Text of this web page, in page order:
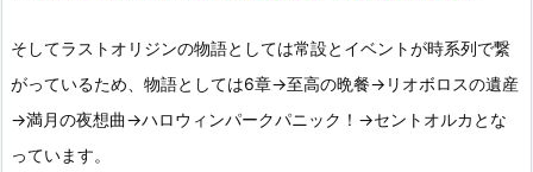
そしてラストオリジンの物語としては常設とイベントが時系列で繋
がっているため、物語としては6章→至高の晩餐→リオボロスの遺産
→満月の夜想曲→ハロウィンパークパニック！→セントオルカとな
っています。